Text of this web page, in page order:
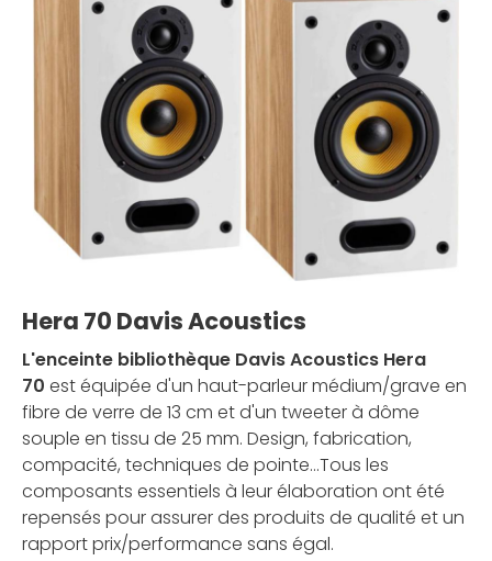
Hera 70 Davis Acoustics
L'enceinte bibliothèque Davis Acoustics Hera
70 est équipée d'un haut-parleur médium/grave en
fibre de verre de 13 cm et d'un tweeter à dôme
souple en tissu de 25 mm. Design, fabrication,
compacité, techniques de pointe…Tous les
composants essentiels à leur élaboration ont été
repensés pour assurer des produits de qualité et un
rapport prix/performance sans égal.